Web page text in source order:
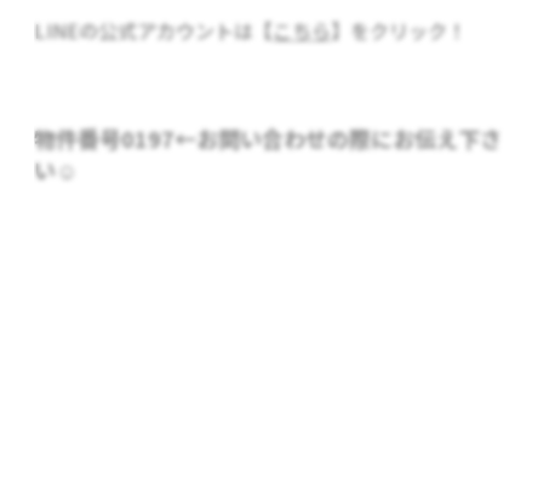
LINEの公式アカウントは【こちら】をクリック！
物件番号0197←お問い合わせの際にお伝え下さ
い☺